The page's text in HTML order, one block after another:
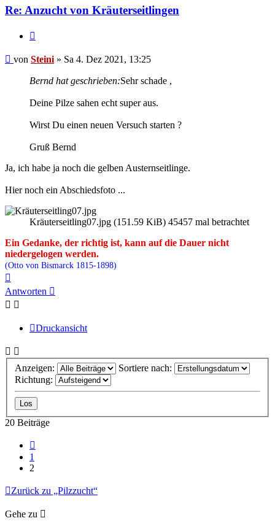
Re: Anzucht von Kräuterseitlingen
Beitrag
von Steini » Sa 4. Dez 2021, 13:25
Bernd hat geschrieben:Sehr schade ,
Deine Pilze sahen echt super aus.
Wirst Du einen neuen Versuch starten ?
Gruß Bernd
Ja, ich habe ja noch die gelben Austernseitlinge.
Hier noch ein Abschiedsfoto ...
Kräuterseitling07.jpg (151.59 KiB) 45457 mal betrachtet
Ein Gedanke, der richtig ist, kann auf die Dauer nicht
niedergelogen werden.
(Otto von Bismarck 1815-1898)
oben
Antworten
Druckansicht
Anzeigen:
Sortiere nach:
Richtung:
20 Beiträge
1
2
Zurück zu „Pilzzucht“
Gehe zu